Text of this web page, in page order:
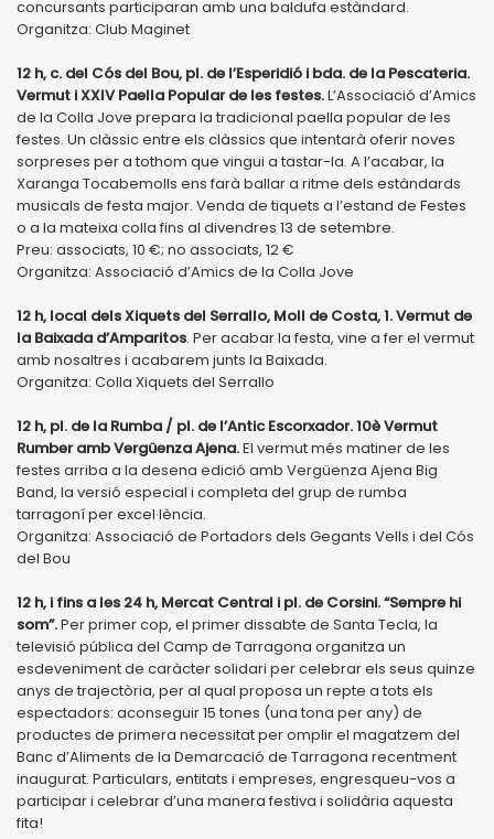
concursants participaran amb una baldufa estàndard.
Organitza: Club Maginet
12 h, c. del Cós del Bou, pl. de l’Esperidió i bda. de la Pescateria.
Vermut i XXIV Paella Popular de les festes.L’Associació d’Amics
de la Colla Jove prepara la tradicional paella popular de les
festes. Un clàssic entre els clàssics que intentarà oferir noves
sorpreses per a tothom que vingui a tastar-la. A l’acabar, la
Xaranga Tocabemolls ens farà ballar a ritme dels estàndards
musicals de festa major. Venda de tiquets a l’estand de Festes
o a la mateixa colla fins al divendres 13 de setembre.
Preu: associats, 10 €; no associats, 12 €
Organitza: Associació d’Amics de la Colla Jove
12 h, local dels Xiquets del Serrallo, Moll de Costa, 1. Vermut de
la Baixada d’Amparitos. Per acabar la festa, vine a fer el vermut
amb nosaltres i acabarem junts la Baixada.
Organitza: Colla Xiquets del Serrallo
12 h, pl. de la Rumba / pl. de l’Antic Escorxador. 10è Vermut
Rumber amb Vergüenza Ajena.El vermut més matiner de les
festes arriba a la desena edició amb Vergüenza Ajena Big
Band, la versió especial i completa del grup de rumba
tarragoní per excel·lència.
Organitza: Associació de Portadors dels Gegants Vells i del Cós
del Bou
12 h, i fins a les 24 h, Mercat Central i pl. de Corsini. “Sempre hi
som”.Per primer cop, el primer dissabte de Santa Tecla, la
televisió pública del Camp de Tarragona organitza un
esdeveniment de caràcter solidari per celebrar els seus quinze
anys de trajectòria, per al qual proposa un repte a tots els
espectadors: aconseguir 15 tones (una tona per any) de
productes de primera necessitat per omplir el magatzem del
Banc d’Aliments de la Demarcació de Tarragona recentment
inaugurat. Particulars, entitats i empreses, engresqueu-vos a
participar i celebrar d’una manera festiva i solidària aquesta
fita!